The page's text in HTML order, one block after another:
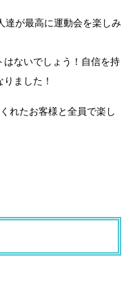
達が最高に運動会を楽しみ
ないでしょう！自信を持
ました！
れたお客様と全員で楽し